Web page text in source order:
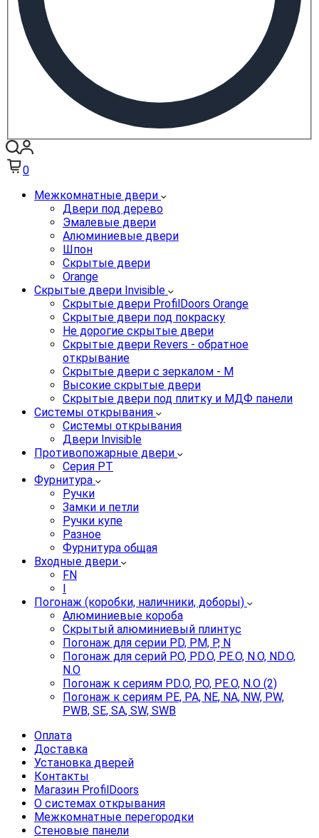
0
Межкомнатные двери
Двери под дерево
Эмалевые двери
Алюминиевые двери
Шпон
Скрытые двери
Orange
Скрытые двери Invisible
Скрытые двери ProfilDoors Orange
Скрытые двери под покраску
Не дорогие скрытые двери
Скрытые двери Revers - обратное
открывание
Скрытые двери с зеркалом - M
Высокие скрытые двери
Скрытые двери под плитку и МДФ панели
Системы открывания
Системы открывания
Двери Invisible
Противопожарные двери
Серия PT
Фурнитура
Ручки
Замки и петли
Ручки купе
Разное
Фурнитура общая
Входные двери
FN
I
Погонаж (коробки, наличники, доборы)
Алюминиевые короба
Скрытый алюминиевый плинтус
Погонаж для серии PD, PM, P, N
Погонаж для серий P.O, PD.O, PE.O, N.O, ND.O,
N.O
Погонаж к сериям PD.O, P.O, PE.O, N.O (2)
Погонаж к сериям PE, PA, NE, NA, NW, PW,
PWB, SE, SA, SW, SWB
Оплата
Доставка
Установка дверей
Контакты
Магазин ProfilDoors
О системах открывания
Межкомнатные перегородки
Стеновые панели